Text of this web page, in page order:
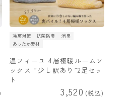
冷房対策 抗菌防臭
消臭
あったか素材
温フィーユ 4層極暖ルームソ
ックス ”少し訳あり”2足セッ
ト
3,520 税込